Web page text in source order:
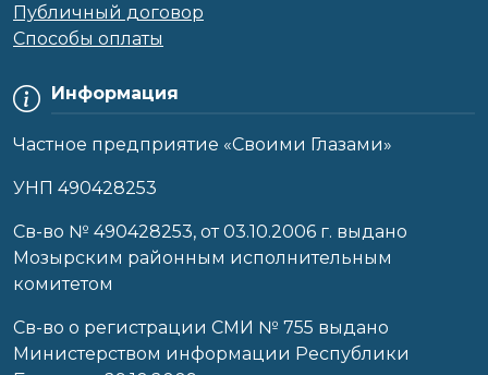
Информация
Частное предприятие «Своими Глазами»
УНП 490428253
Cв-во № 490428253, от 03.10.2006 г. выдано
Мозырским районным исполнительным
комитетом
Св-во о регистрации СМИ № 755 выдано
Министерством информации Республики
Публичный договор
Способы оплаты